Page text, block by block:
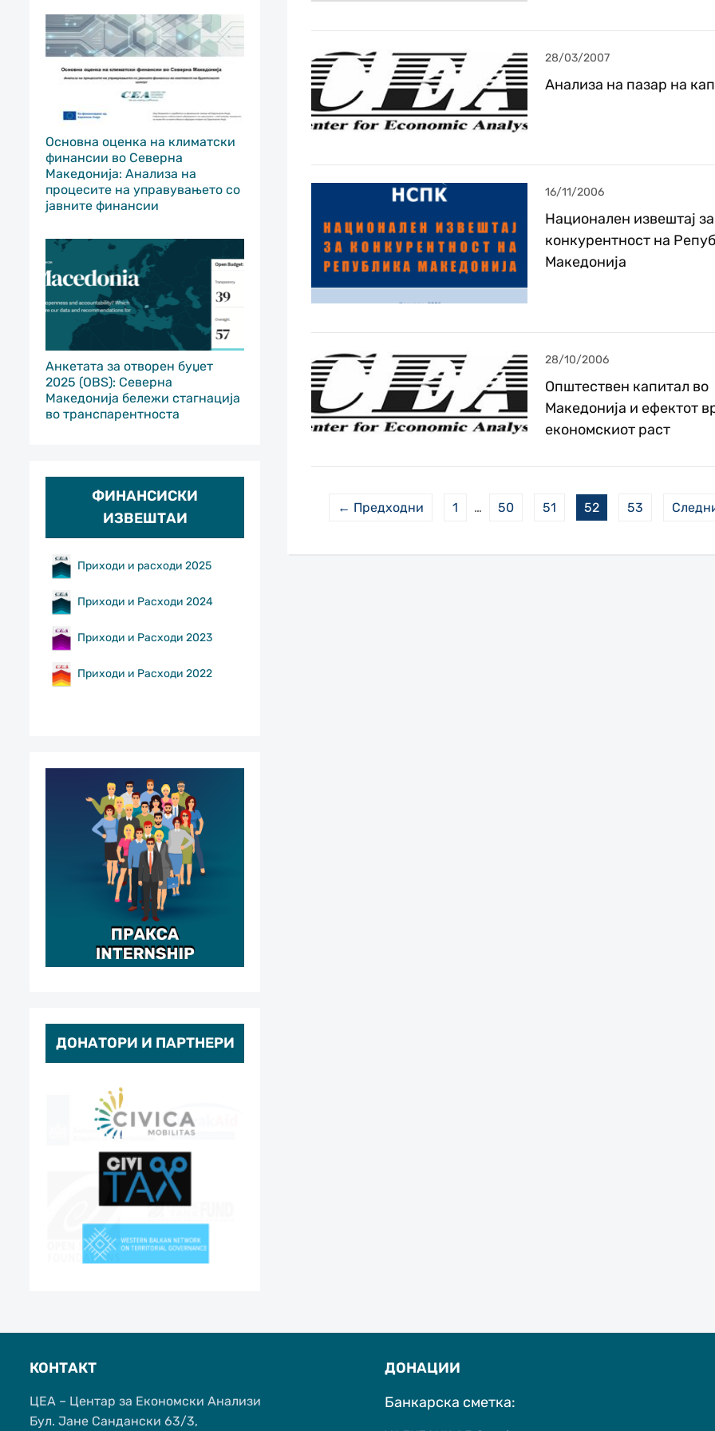
Основна оценка на климатски
финансии во Северна
Македонија: Анализа на
процесите на управувањето со
јавните финансии
Анкетата за отворен буџет
2025 (OBS): Северна
Македонија бележи стагнација
во транспарентноста
ФИНАНСИСКИ
ИЗВЕШТАИ
Приходи и расходи 2025
Приходи и Расходи 2024
Приходи и Расходи 2023
Приходи и Расходи 2022
ДОНАТОРИ И ПАРТНЕРИ
28/03/2007
Анализа на пазар на
16/11/2006
Национален извештај за
конкурентност на
Македонија
28/10/2006
Општествен капитал во
Македонија и ефектот
економскиот раст
← Предходни 1 … 50 51 52 53
КОНТАКТ
ЦЕА – Центар за Економски Анализи
Бул. Јане Сандански 63/3,
ДОНАЦИИ
Банкарска сметка: